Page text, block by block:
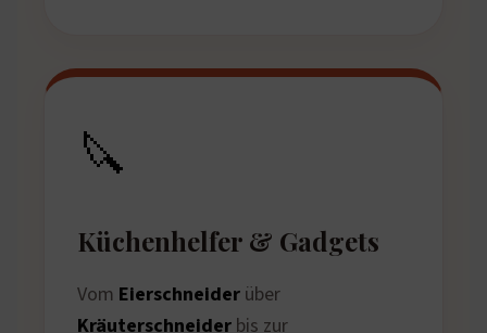
🔪
Küchenhelfer & Gadgets
Vom Eierschneider über
Kräuterschneider bis zur